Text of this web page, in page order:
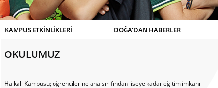
KAMPÜS ETKİNLİKLERİ DOĞA'DAN HABERLER
OKULUMUZ
Halkalı Kampüsü; öğrencilerine ana sınıfından liseye kadar eğitim imkanı